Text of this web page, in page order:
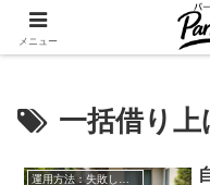
✨空き家・自宅
一括借り上
メニュー